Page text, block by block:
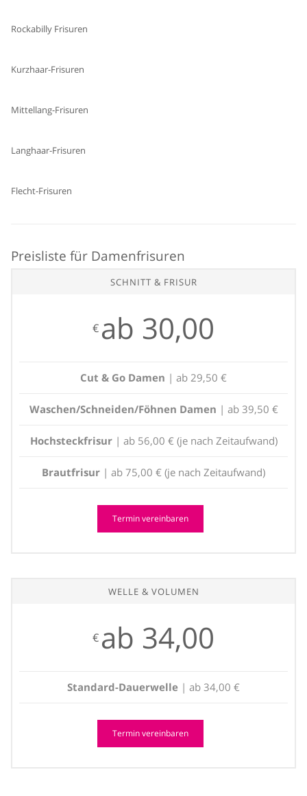
Rockabilly Frisuren
Kurzhaar-Frisuren
Mittellang-Frisuren
Langhaar-Frisuren
Flecht-Frisuren
Preisliste für Damenfrisuren
SCHNITT & FRISUR
€ ab 30,00
Cut & Go Damen | ab 29,50 €
Waschen/Schneiden/Föhnen Damen | ab 39,50 €
Hochsteckfrisur| ab 56,00 € (je nach Zeitaufwand)
Brautfrisur | ab 75,00 € (je nach Zeitaufwand)
Termin vereinbaren
WELLE & VOLUMEN
€ ab 34,00
Standard-Dauerwelle | ab 34,00 €
Termin vereinbaren